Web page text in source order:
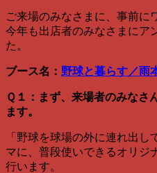
ご来場のみなさまに、事前に
今年も出店者のみなさまにア
た。
ブース名： 野球と暮らす／雨
Ｑ１：まず、来場者のみなさ
ます。
「野球を球場の外に連れ出
マに、普段使いできるオリジ
行います。